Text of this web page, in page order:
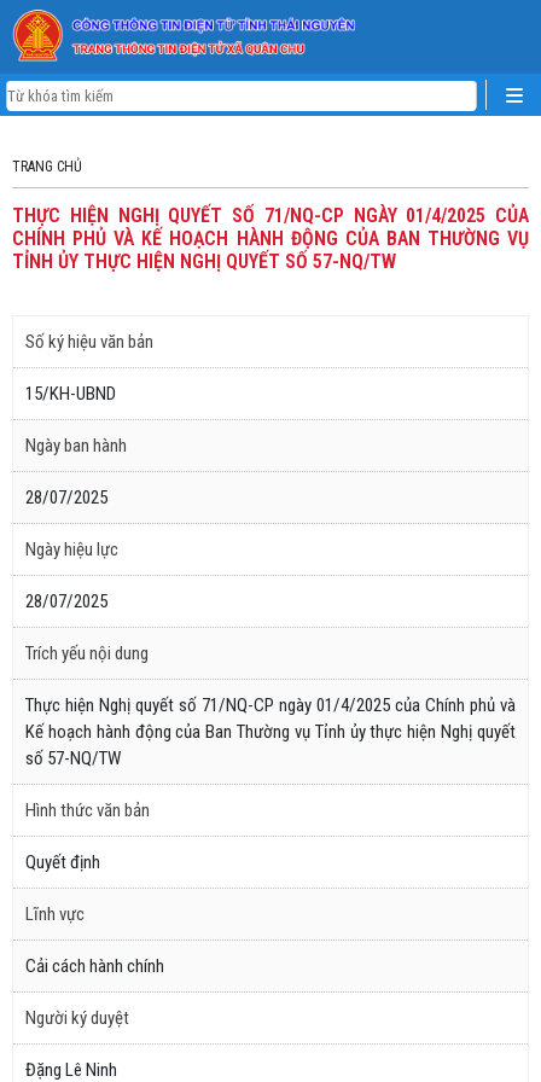
TRANG CHỦ
THỰC HIỆN NGHỊ QUYẾT SỐ 71/NQ-CP NGÀY 01/4/2025 CỦA
CHÍNH PHỦ VÀ KẾ HOẠCH HÀNH ĐỘNG CỦA BAN THƯỜNG VỤ
TỈNH ỦY THỰC HIỆN NGHỊ QUYẾT SỐ 57-NQ/TW
Số ký hiệu văn bản
15/KH-UBND
Ngày ban hành
28/07/2025
Ngày hiệu lực
28/07/2025
Trích yếu nội dung
Thực hiện Nghị quyết số 71/NQ-CP ngày 01/4/2025 của Chính phủ và
Kế hoạch hành động của Ban Thường vụ Tỉnh ủy thực hiện Nghị quyết
số 57-NQ/TW
Hình thức văn bản
Quyết định
Lĩnh vực
Cải cách hành chính
Người ký duyệt
Đặng Lê Ninh